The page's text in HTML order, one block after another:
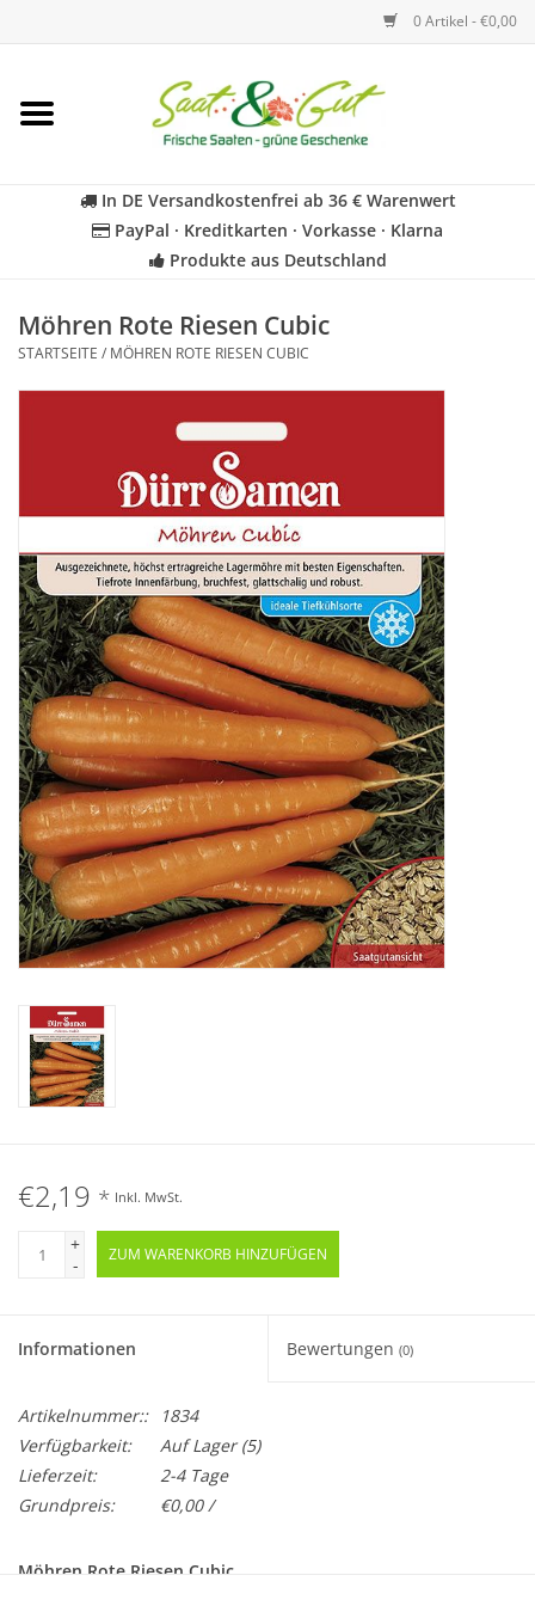
0 Artikel - €0,00
Startseite
Kräuter
Geschenkideen
Katalog
In DE Versandkostenfrei ab 36 € Warenwert
PayPal · Kreditkarten · Vorkasse · Klarna
Produkte aus Deutschland
Möhren Rote Riesen Cubic
STARTSEITE / MÖHREN ROTE RIESEN CUBIC
€2,19 * Inkl. MwSt.
+
-
ZUM WARENKORB HINZUFÜGEN
Informationen Bewertungen (0)
Artikelnummer::
1834
Verfügbarkeit:
Auf Lager(5)
Lieferzeit:
2-4 Tage
Grundpreis:
€0,00 /
Möhren Rote Riesen Cubic